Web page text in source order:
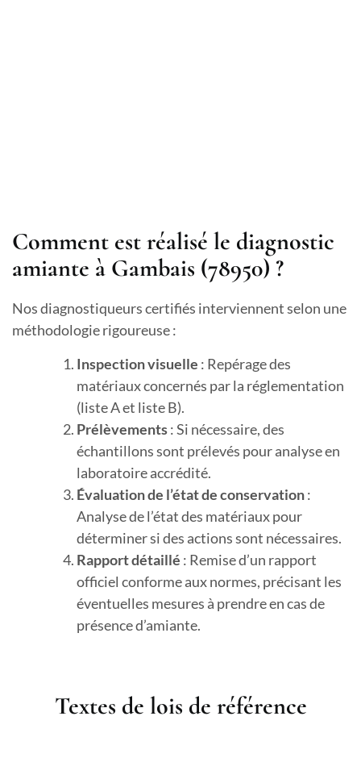
Comment est réalisé le diagnostic
amiante à Gambais (78950) ?
Nos diagnostiqueurs certifiés interviennent selon une
méthodologie rigoureuse :
Inspection visuelle : Repérage des
matériaux concernés par la réglementation
(liste A et liste B).
Prélèvements: Si nécessaire, des
échantillons sont prélevés pour analyse en
laboratoire accrédité.
Évaluation de l’état de conservation:
Analyse de l’état des matériaux pour
déterminer si des actions sont nécessaires.
Rapport détaillé : Remise d’un rapport
officiel conforme aux normes, précisant les
éventuelles mesures à prendre en cas de
présence d’amiante.
Textes de lois de référence